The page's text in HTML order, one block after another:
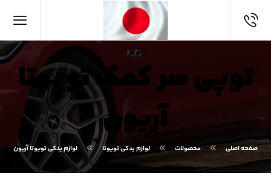
توپی سر کمک تویوتا
آریون
صفحه اصلی محصولات لوازم یدکی تویوتا لوازم یدکی تویوتا آریون